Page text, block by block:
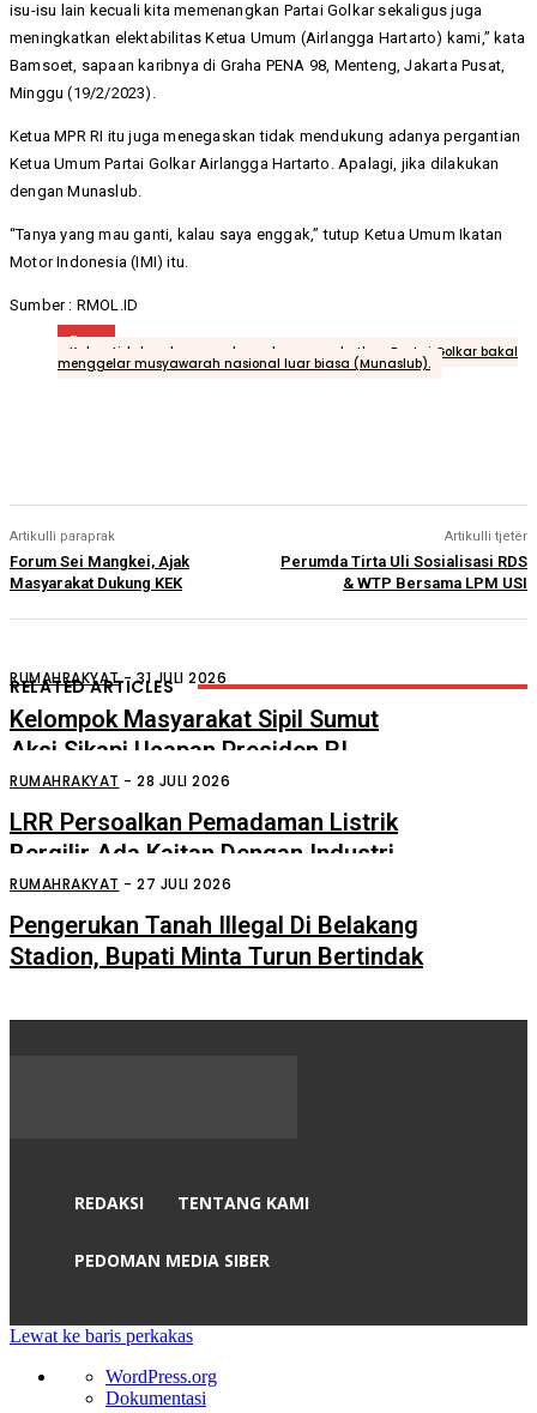
isu-isu lain kecuali kita memenangkan Partai Golkar sekaligus juga
meningkatkan elektabilitas Ketua Umum (Airlangga Hartarto) kami,” kata
Bamsoet, sapaan karibnya di Graha PENA 98, Menteng, Jakarta Pusat,
Minggu (19/2/2023).
Ketua MPR RI itu juga menegaskan tidak mendukung adanya pergantian
Ketua Umum Partai Golkar Airlangga Hartarto. Apalagi, jika dilakukan
dengan Munaslub.
“Tanya yang mau ganti, kalau saya enggak,” tutup Ketua Umum Ikatan
Motor Indonesia (IMI) itu.
Sumber : RMOL.ID
Tags
Kabar tidak sedap yang berembus menyebutkan Partai Golkar bakal
menggelar musyawarah nasional luar biasa (Munaslub).
Artikulli paraprak
Forum Sei Mangkei, Ajak
Masyarakat Dukung KEK
Artikulli tjetër
Perumda Tirta Uli Sosialisasi RDS
& WTP Bersama LPM USI
RELATED ARTICLES
RUMAHRAKYAT - 31 JULI 2026
Kelompok Masyarakat Sipil Sumut
Aksi Sikapi Ucapan Presiden RI
Tentang “Londo Ireng”
RUMAHRAKYAT - 28 JULI 2026
LRR Persoalkan Pemadaman Listrik
Bergilir Ada Kaitan Dengan Industri
Sei Mangkei
RUMAHRAKYAT - 27 JULI 2026
Pengerukan Tanah Illegal Di Belakang
Stadion, Bupati Minta Turun Bertindak
REDAKSI TENTANG KAMI
PEDOMAN MEDIA SIBER
Lewat ke baris perkakas
Tentang
WordPress
WordPress.org
Dokumentasi